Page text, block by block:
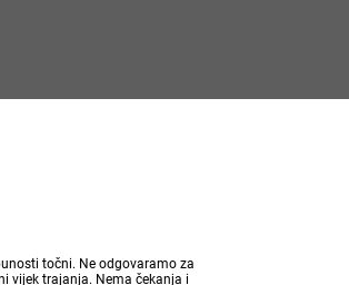
točni. Ne odgovaramo za
vijek trajanja. Nema čekanja i